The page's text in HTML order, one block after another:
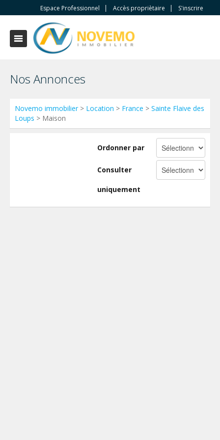
Espace Professionnel Accès propriètaire S'inscrire
Nos Annonces
Novemo immobilier> Location > France > Sainte Flaive des
Loups > Maison
Ordonner par
Consulter
uniquement